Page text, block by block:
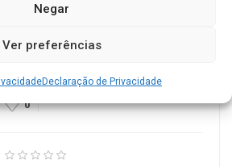
Negar
Ver preferências
Declaração de Privacidade
Lar Imaculada Conceição
0